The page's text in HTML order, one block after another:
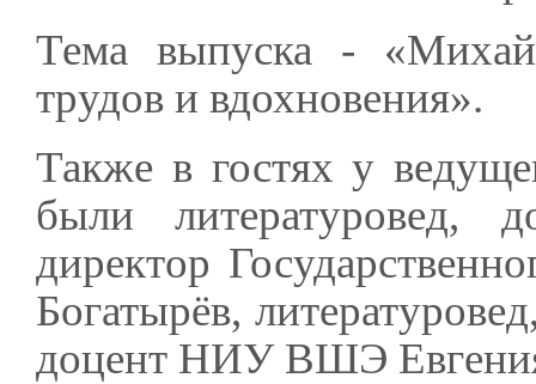
Тема выпуска -
трудов и вдохновения».
Также в гостях у
были литературовед,
директор
Богатырёв,
доцент НИУ ВШЭ